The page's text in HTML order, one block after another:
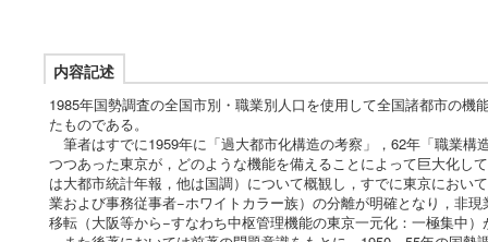
内容記述
1985年国勢調査の全国市別・職業別人口を使用して全国諸都市の
たものである。
筆者はすでに1959年に「過大都市化構造の考察」，62年「職業
つつあった東京が，どのような機能を備えることによって巨大化し
は大都市統計年報，他は国調）について概観し，すでに東京にお
業および事務従事者−ホワイトカラー族）の分離が明確となり，非
移転（大阪等から−すなわち中枢管理機能の東京一元化：一極集中